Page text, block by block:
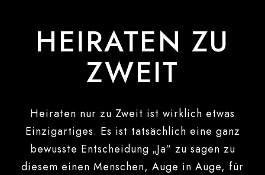
HEIRATEN ZU
ZWEIT
Heiraten nur zu Zweit ist wirklich etwas
Einzigartiges. Es ist tatsächlich eine ganz
bewusste Entscheidung „Ja“ zu sagen zu
diesem einen Menschen, Auge in Auge, für